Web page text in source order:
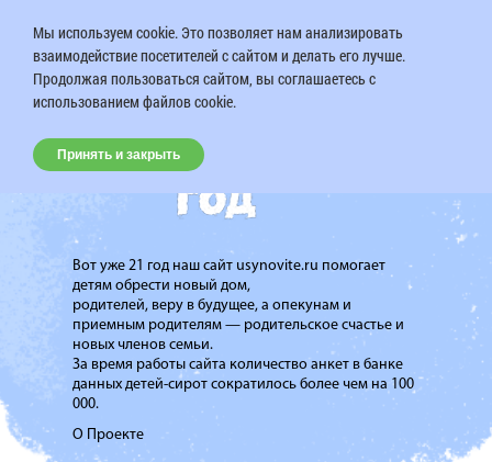
Вот уже 21 год наш сайт usynovite.ru помогает
детям обрести новый дом,
родителей, веру в будущее, а опекунам и
приемным родителям — родительское счастье и
новых членов семьи.
За время работы сайта количество анкет в банке
данных детей-сирот сократилось более чем на 100
000.
О Проекте
Мы используем cookie. Это позволяет нам анализировать
взаимодействие посетителей с сайтом и делать его лучше.
Продолжая пользоваться сайтом, вы соглашаетесь с
использованием файлов cookie.
Принять и закрыть